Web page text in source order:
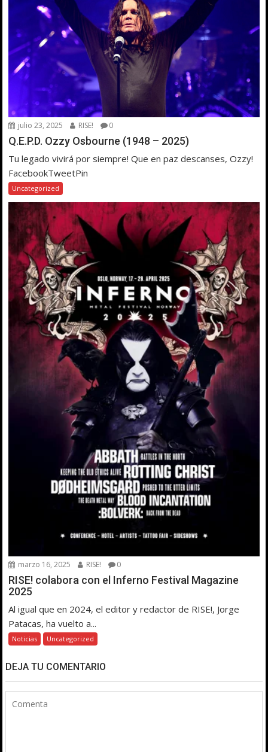
julio 23, 2025 RISE! 0
Q.E.P.D. Ozzy Osbourne (1948 – 2025)
Tu legado vivirá por siempre! Que en paz descanses, Ozzy!
FacebookTweetPin
Uncategorized
marzo 16, 2025 RISE! 0
RISE! colabora con el Inferno Festival Magazine
2025
Al igual que en 2024, el editor y redactor de RISE!, Jorge
Patacas, ha vuelto a...
Noticias Uncategorized
DEJA TU COMENTARIO